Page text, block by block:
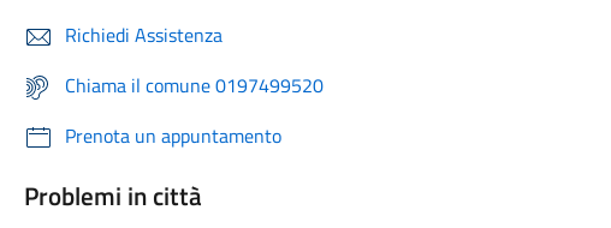
Richiedi Assistenza
Chiama il comune 0197499520
Prenota un appuntamento
Problemi in città